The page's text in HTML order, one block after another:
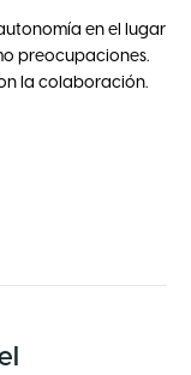
en el lugar
preocupaciones.
la colaboración.